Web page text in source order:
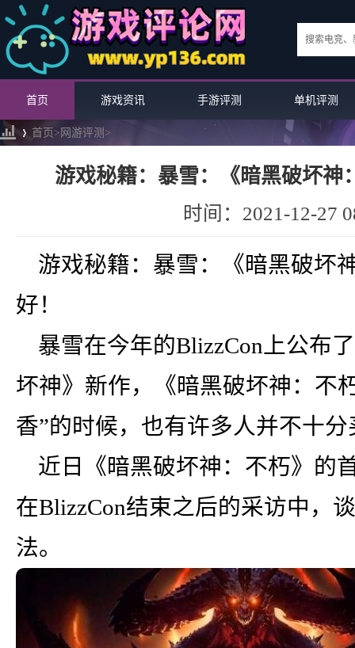
首页 游戏资讯 手游评测 单机评测
首页> 网游评测 >
游戏秘籍：暴雪：《暗黑破坏神
时间：2021-12-27
游戏秘籍：暴雪：《暗黑破坏
好！
暴雪在今年的BlizzCon上公布
坏神》新作，《暗黑破坏神：不
香”的时候，也有许多人并不十分
近日《暗黑破坏神：不朽》的
在BlizzCon结束之后的采访中，
法。